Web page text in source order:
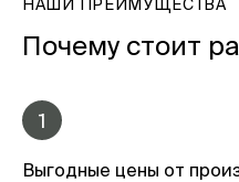
НАШИ ПРЕИМУЩЕСТВА
Почему стоит
1
Выгодные цены от